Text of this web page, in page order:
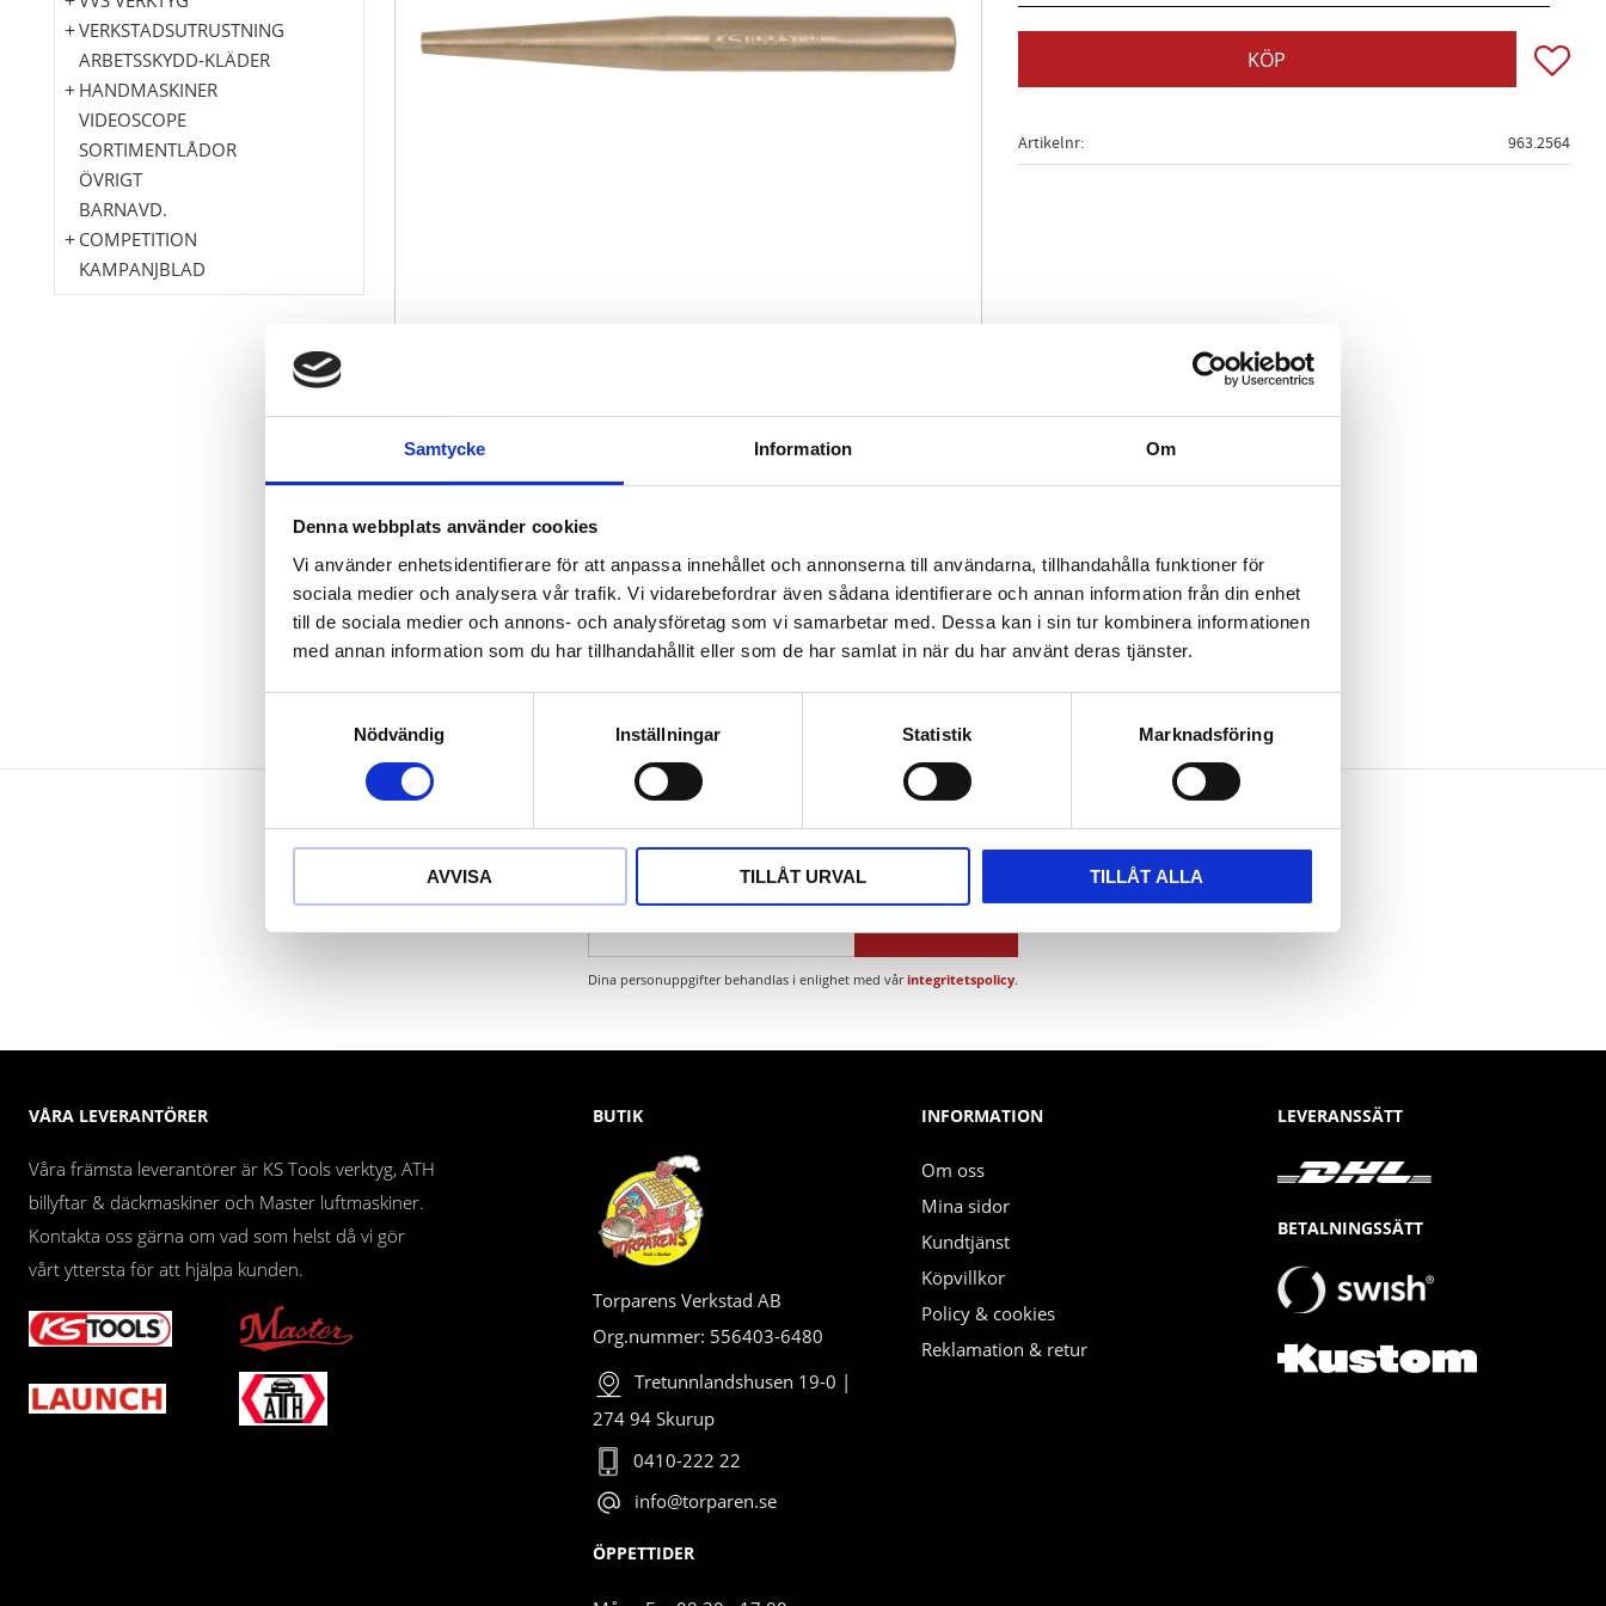
Samtycke Information Om
Denna webbplats använder cookies
Vi använder enhetsidentifierare för att anpassa innehållet och annonserna till användarna, tillhandahålla funktioner för
sociala medier och analysera vår trafik. Vi vidarebefordrar även sådana identifierare och annan information från din enhet
till de sociala medier och annons- och analysföretag som vi samarbetar med. Dessa kan i sin tur kombinera informationen
med annan information som du har tillhandahållit eller som de har samlat in när du har använt deras tjänster.
Nödvändig
Inställningar Statistik Marknadsföring
AVVISA TILLÅT URVAL TILLÅT ALLA
KÖP Lägg
Artikelnr 963.2564
konisk form
stark konstruktion
gnistfri
explosionsskyddad
slittålig
Aluminium-brons (icke-järn-legering)
VERKSTADSUTRUSTNING
ARBETSSKYDD-KLÄDER
HANDMASKINER
VIDEOSCOPE
SORTIMENTLÅDOR
ÖVRIGT
BARNAVD.
COMPETITION
KAMPANJBLAD
Nyhetsbrev
Dina personuppgifter behandlas i enlighet med vårintegritetspolicy.
VÅRA LEVERANTÖRER
Våra främsta leverantörer är KS Tools verktyg, ATH
billyftar & däckmaskiner och Master luftmaskiner.
Kontakta oss gärna om vad som helst då vi gör
vårt yttersta för att hjälpa kunden.
BUTIK
Torparens Verkstad AB
Org.nummer: 556403-6480
Tretunnlandshusen 19-0 |
274 94 Skurup
0410-222 22
info@torparen.se
ÖPPETTIDER
INFORMATION
Om oss
Mina sidor
Kundtjänst
Köpvillkor
Policy & cookies
Reklamation & retur
LEVERANSSÄTT
BETALNINGSSÄTT